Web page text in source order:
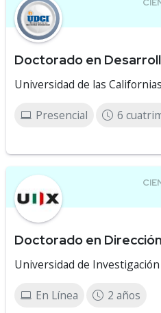
Doctorado en
Universidad de las
Presencial 6
Doctorado en
Universidad de
En Línea 2 años